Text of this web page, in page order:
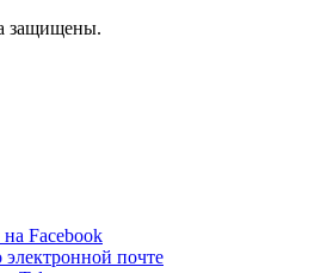
защищены.
Facebook
почте